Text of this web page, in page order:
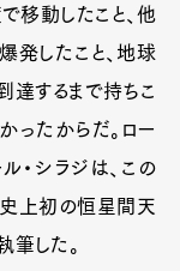
移動したこと、他
発したこと、地球
達するまで持ちこ
ったからだ。ロー
・シラジは、この
上初の恒星間天
筆した。